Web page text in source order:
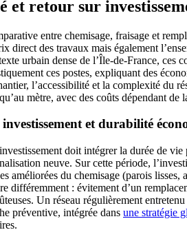
et retour sur
entre chemisage, fraisage et
direct des travaux mais également
urbain dense de l’Île-de-France, ces
ces postes, expliquant des
l’accessibilité et la complexité du
mètre, avec des coûts dépendant
et durabilité
doit intégrer la durée de
neuve. Sur cette période,
améliorées du chemisage (parois
différemment : évitement d’un
Un réseau régulièrement
préventive, intégrée dans une stratégie